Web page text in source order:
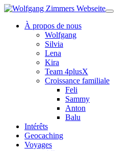
À propos de nous
Wolfgang
Silvia
Lena
Kira
Team 4plusX
Croissance familiale
Feli
Sammy
Anton
Balu
Intérêts
Geocaching
Voyages